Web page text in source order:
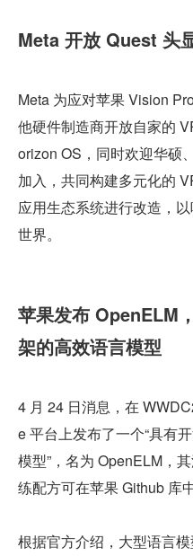
Meta 开放 Quest 头
Meta 为应对苹果 Vision
他硬件制造商开放自家的
orizon OS，同时欢迎华硕
加入，共同构建多元化的
应用生态系统进行改造，
世界。
苹果发布 OpenELM
架的高效语言模型
4 月 24 日消息，在
e 平台上发布了一个“具有
模型”，名为 OpenELM，
练配方可在苹果 Github 库
根据官方介绍，大型语言